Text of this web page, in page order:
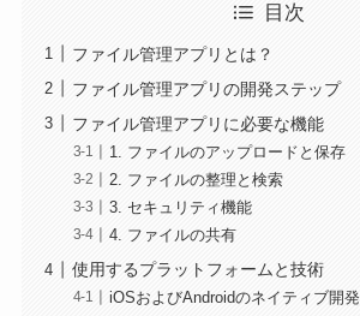
目次
ファイル管理アプリとは？
ファイル管理アプリの開発ステップ
ファイル管理アプリに必要な機能
1. ファイルのアップロードと保存
2. ファイルの整理と検索
3. セキュリティ機能
4. ファイルの共有
使用するプラットフォームと技術
iOSおよびAndroidのネイティブ開発